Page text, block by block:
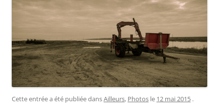
Cette entrée a été publiée dansAilleurs, Photos le 12 mai 2015 .